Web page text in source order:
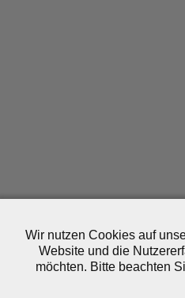
Wir nutzen Cookies auf
Website und die
möchten. Bitte beachten